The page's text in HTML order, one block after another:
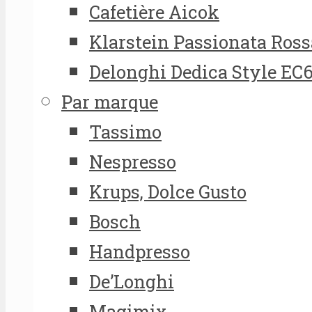
Cafetière Aicok
Klarstein Passionata
Delonghi Dedica Style
Par marque
Tassimo
Nespresso
Krups, Dolce Gusto
Bosch
Handpresso
De’Longhi